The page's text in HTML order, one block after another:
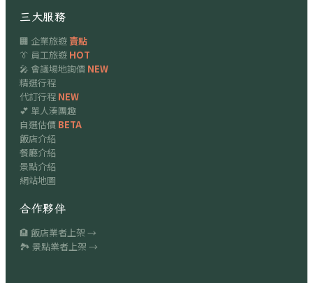
三大服務
🏢 企業旅遊賣點
👔 員工旅遊 HOT
🎤 會議場地詢價 NEW
精選行程
代訂行程 NEW
💕 單人湊團趣
自選估價 BETA
飯店介紹
餐廳介紹
景點介紹
網站地圖
合作夥伴
🏨 飯店業者上架 →
🏞 景點業者上架 →